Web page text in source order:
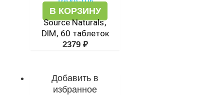
В КОРЗИНУ
Source Naturals,
DIM, 60 таблеток
2379 ₽
Добавить в
избранное